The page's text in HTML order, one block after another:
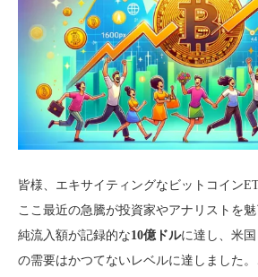
皆様、エキサイティングなビットコイン
ここ最近の急騰が投資家やアナリストを
純流入額が記録的な10億ドルに達し、米
の需要はかつてないレベルに達しました